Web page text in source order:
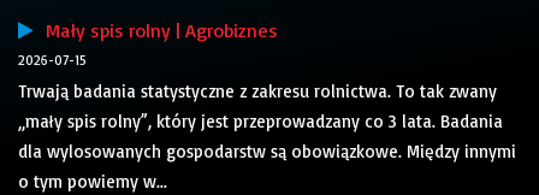
Mały spis rolny | Agrobiznes
2026-07-15
Trwają badania statystyczne z zakresu rolnictwa. To tak zwany
„mały spis rolny”, który jest przeprowadzany co 3 lata. Badania
dla wylosowanych gospodarstw są obowiązkowe. Między innymi
o tym powiemy w...